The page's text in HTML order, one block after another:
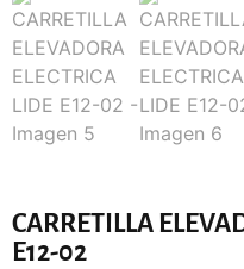
CARRETILLA
E12-02